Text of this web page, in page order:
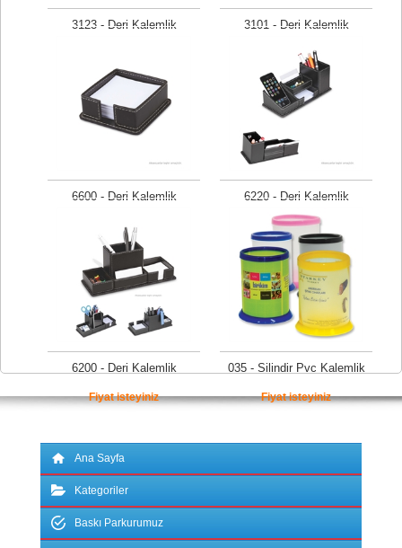
3123 - Deri Kalemlik 3101 - Deri Kalemlik
Fiyat isteyiniz
6600 - Deri Kalemlik
Fiyat isteyiniz
6220 - Deri Kalemlik
Fiyat isteyiniz
6200 - Deri Kalemlik
Fiyat isteyiniz
035 - Silindir Pvc Kalemlik
Fiyat isteyiniz
Ana Sayfa
Kategoriler
Baskı Parkurumuz